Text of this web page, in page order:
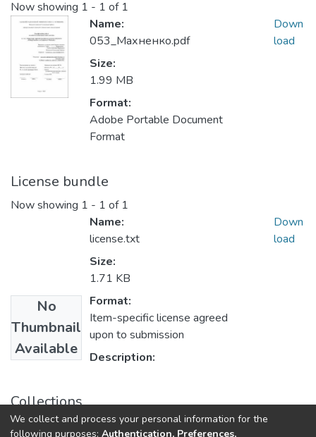
Now showing 1 - 1 of 1
Name:
053_Махненко.pdf
Size:
1.99 MB
Format:
Adobe Portable Document
Format
Down
load
License bundle
Now showing 1 - 1 of 1
No
Thumbnail
Available
Name:
license.txt
Size:
1.71 KB
Format:
Item-specific license agreed
upon to submission
Description:
Down
load
Collections
Магістри ФПСР
We collect and process your personal information for the
following purposes: Authentication, Preferences,